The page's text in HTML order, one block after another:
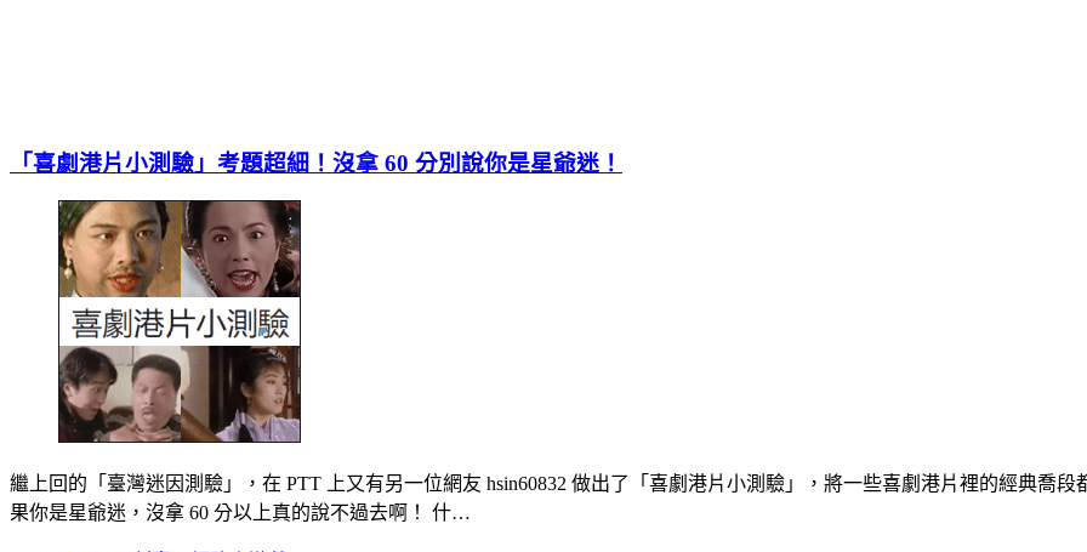
「喜劇港片小測驗」考題超細！沒拿 60 分別說你是星爺迷！
繼上回的「臺灣迷因測驗」，在 PTT 上又有另一位網友 hsin60832 做出了「喜劇港片小測驗」，將一些喜劇港片裡的經典喬
果你是星爺迷，沒拿 60 分以上真的說不過去啊！ 什…